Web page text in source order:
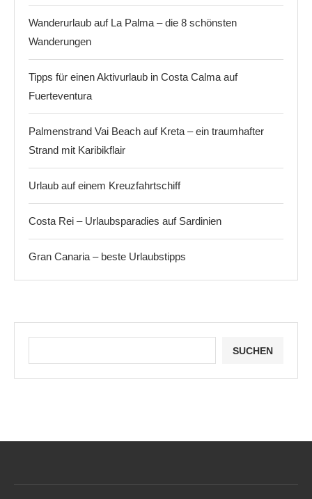
Wanderurlaub auf La Palma – die 8 schönsten
Wanderungen
Tipps für einen Aktivurlaub in Costa Calma auf
Fuerteventura
Palmenstrand Vai Beach auf Kreta – ein traumhafter
Strand mit Karibikflair
Urlaub auf einem Kreuzfahrtschiff
Costa Rei – Urlaubsparadies auf Sardinien
Gran Canaria – beste Urlaubstipps
SUCHEN